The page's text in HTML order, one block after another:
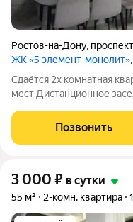
Ростов-на-Дону,
ЖК «5 элемент-монолит»
Сдаётся 2х комнатная
мест Дистанционное
Плита, духовка
посуда. Из окна виден
Позвонить
3 000 ₽ в сутки
55 м² 2-комн. квартира